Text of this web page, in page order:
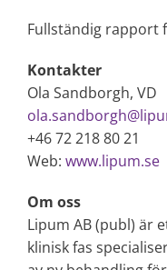
Fullständig rapport
Kontakter
Ola Sandborgh, VD
+46 72 218 80 21
Web: www.lipum.se
Om oss
Lipum AB (publ) är
klinisk fas